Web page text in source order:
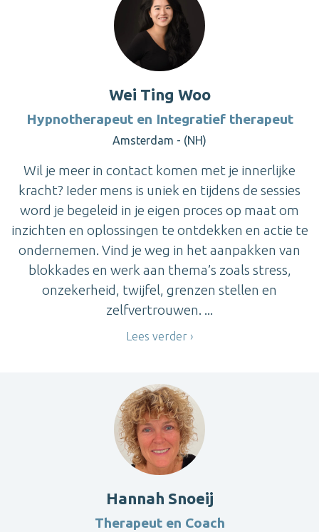
Wei Ting Woo
Hypnotherapeut en Integratief therapeut
Amsterdam - (NH)
Wil je meer in contact komen met je innerlijke
kracht? Ieder mens is uniek en tijdens de sessies
word je begeleid in je eigen proces op maat om
inzichten en oplossingen te ontdekken en actie te
ondernemen. Vind je weg in het aanpakken van
blokkades en werk aan thema’s zoals stress,
onzekerheid, twijfel, grenzen stellen en
zelfvertrouwen. ...
Lees verder
Hannah Snoeij
Therapeut en Coach